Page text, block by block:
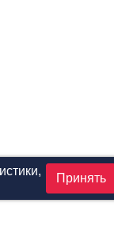
Принять